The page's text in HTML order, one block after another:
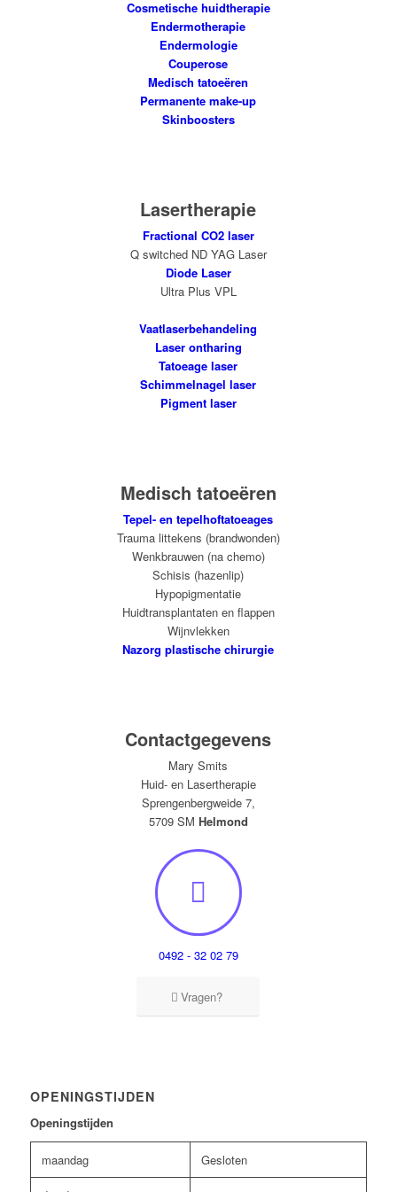
Cosmetische huidtherapie
Endermotherapie
Endermologie
Couperose
Medisch tatoeëren
Permanente make-up
Skinboosters
Lasertherapie
Fractional CO2 laser
Q switched ND YAG Laser
Diode Laser
Ultra Plus VPL
Vaatlaserbehandeling
Laser ontharing
Tatoeage laser
Schimmelnagel laser
Pigment laser
Medisch tatoeëren
Tepel- en tepelhoftatoeages
Trauma littekens (brandwonden)
Wenkbrauwen (na chemo)
Schisis (hazenlip)
Hypopigmentatie
Huidtransplantaten en flappen
Wijnvlekken
Nazorg plastische chirurgie
Contactgegevens
Mary Smits
Huid- en Lasertherapie
Sprengenbergweide 7,
5709 SM Helmond
0492 - 32 02 79
Vragen?
OPENINGSTIJDEN
Openingstijden
maandag Gesloten